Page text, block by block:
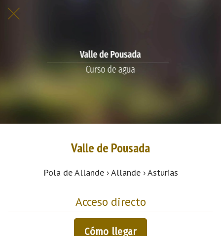
Valle de Pousada
Pola de Allande › Allande › Asturias
Acceso directo
Cómo llegar